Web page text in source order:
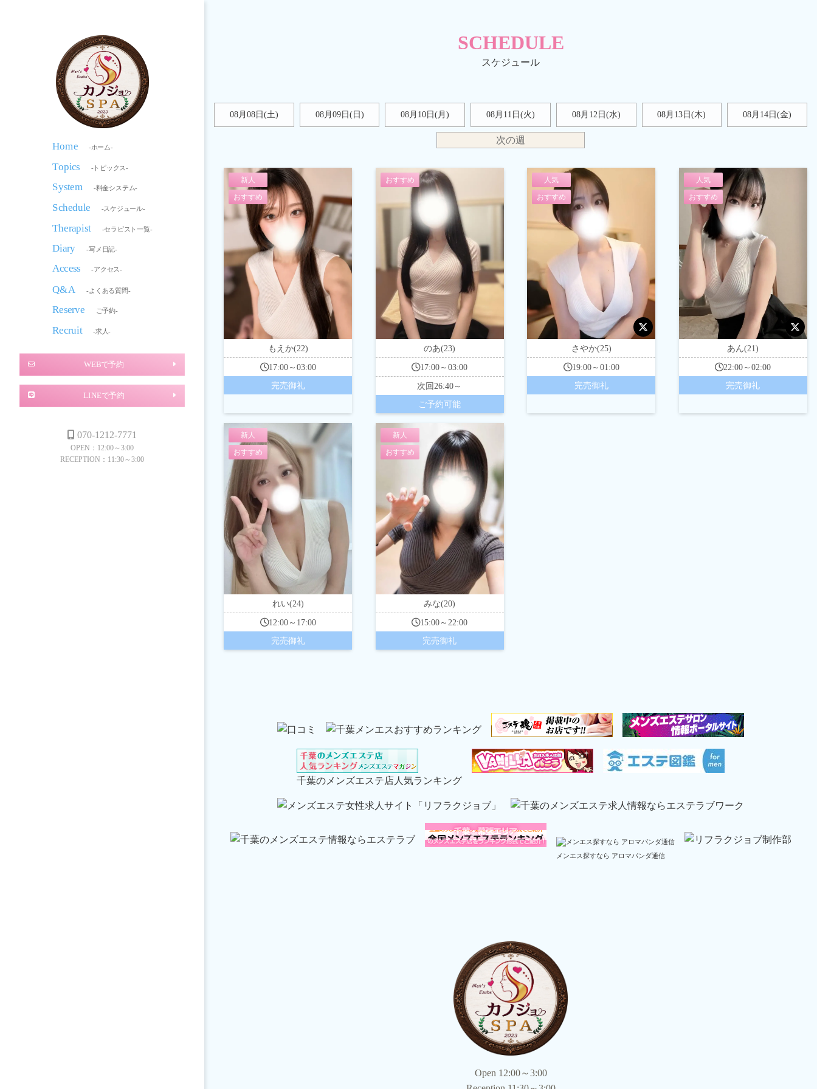
Home -ホーム-
Topics -トピックス-
System -料金システム-
Schedule -スケジュール-
Therapist -セラピスト一覧-
Diary -写メ日記-
Access -アクセス-
Q&A -よくある質問-
Reserve ご予約-
Recruit -求人-
WEBで予約
LINEで予約
070-1212-7771
OPEN：12:00～3:00
RECEPTION：11:30～3:00
SCHEDULE
08月08日(土) 08月09日(日 ) 08月10日(月) 08月11日(火) 08月12日(水) 08月13日(木) 08月14日(金)
次の週
新人
おすすめ
もえか(22)
17:00～03:00
完売御礼
おすすめ
のあ(23)
17:00～03:00
次回26:40～
ご予約可能
人気
おすすめ
さやか(25)
19:00～01:00
完売御礼
人気
おすすめ
あん(21)
22:00～02:00
完売御礼
新人
おすすめ
れい(24)
12:00～17:00
完売御礼
新人
おすすめ
みな(20)
15:00～22:00
完売御礼
千葉のメンズエステ店人気ランキング
メンエス探すなら アロマパンダ通信
Open 12:00～3:00